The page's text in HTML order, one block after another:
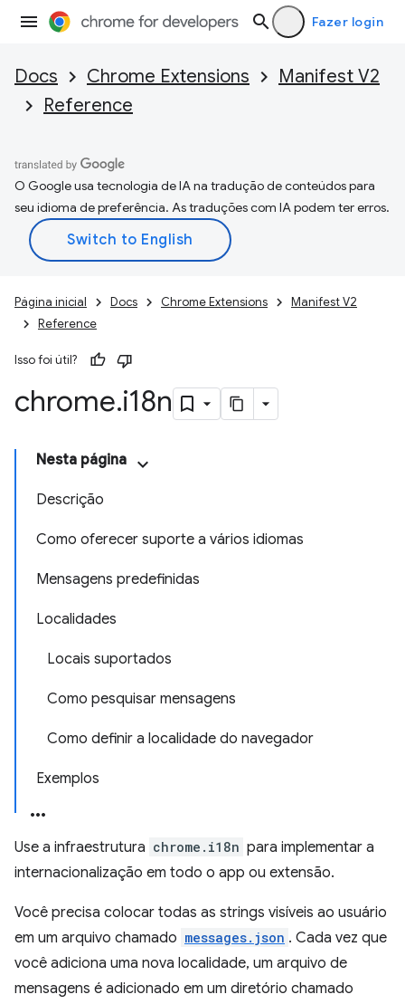
Fazer login
Docs Chrome Extensions
Manifest V2
Reference
O Google usa tecnologia de IA na tradução de conteúdos para
seu idioma de preferência. As traduções com IA podem ter erros.
Página inicial Docs Chrome Extensions
Manifest V2
Reference
Isso foi útil?
chrome.i18n
Nesta página
Descrição
Como oferecer suporte a vários idiomas
Mensagens predefinidas
Localidades
Locais suportados
Como pesquisar mensagens
Como definir a localidade do navegador
Exemplos
Use a infraestrutura chrome.i18n para implementar a
internacionalização em todo o app ou extensão.
Você precisa colocar todas as strings visíveis ao usuário
em um arquivo chamado messages.json . Cada vez que
você adiciona uma nova localidade, um arquivo de
mensagens é adicionado em um diretório chamado